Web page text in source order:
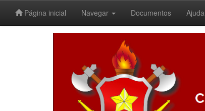
Página inicial Navegar Documentos Ajuda